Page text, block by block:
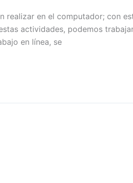
realizar en el computador; con
actividades, podemos
en línea, se